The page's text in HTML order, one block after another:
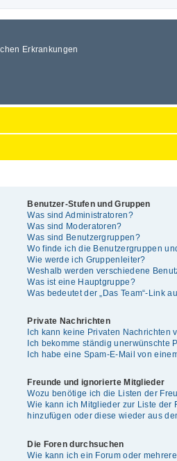
Erkrankungen
Benutzer-Stufen und Gruppen
Was sind Administratoren?
Was sind Moderatoren?
Was sind Benutzergruppen?
Wo finde ich die Benutzergruppen
Wie werde ich Gruppenleiter?
Weshalb werden verschiedene
Was ist eine Hauptgruppe?
Was bedeutet der „Das Team“-Link
Private Nachrichten
Ich kann keine Privaten Nachrichten
Ich bekomme ständig unerwünschte
Ich habe eine Spam-E-Mail von
Freunde und ignorierte Mitglieder
Wozu benötige ich die Listen der
Wie kann ich Mitglieder zur Liste der
hinzufügen oder diese wieder aus
Die Foren durchsuchen
Wie kann ich ein Forum oder